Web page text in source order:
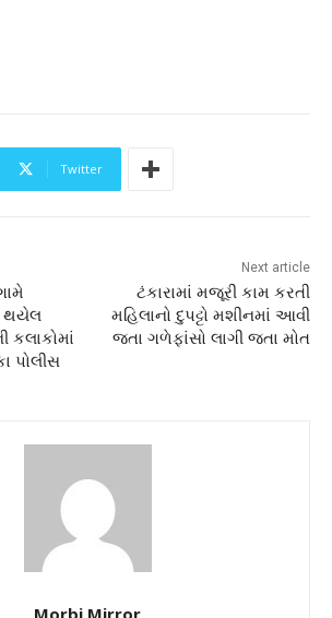
Twitter
થયેલ
કલાકોમાં
પોલીસ
Next article
ટંકારામાં મજૂરી કામ કરતી
મહિલાનો દુપટ્ટો મશીનમાં આવી
જતા ગળેફાંસો લાગી જતા મોત